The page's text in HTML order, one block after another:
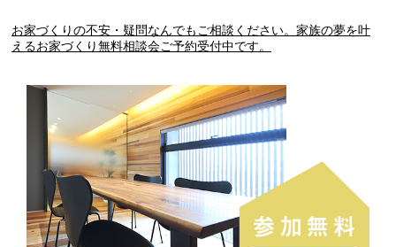
お家づくりの不安・疑問なんでもご相談ください。家族の夢を叶
えるお家づくり無料相談会ご予約受付中です。